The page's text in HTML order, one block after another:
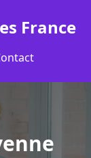
France